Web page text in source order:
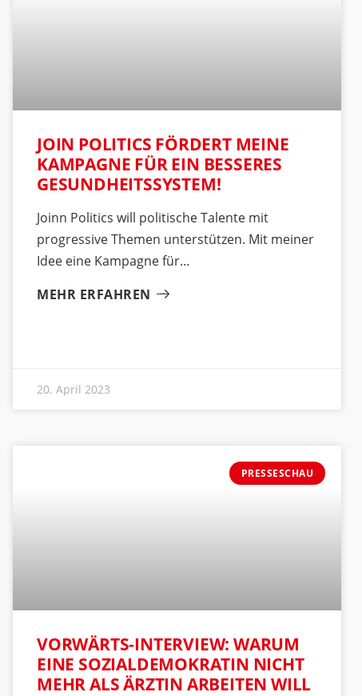
JOIN POLITICS FÖRDERT MEINE
KAMPAGNE FÜR EIN BESSERES
GESUNDHEITSSYSTEM!
Joinn Politics will politische Talente mit
progressive Themen unterstützen. Mit meiner
Idee eine Kampagne für
MEHR ERFAHREN
20. April 2023
PRESSESCHAU
VORWÄRTS-INTERVIEW: WARUM
EINE SOZIALDEMOKRATIN NICHT
MEHR ALS ÄRZTIN ARBEITEN WILL